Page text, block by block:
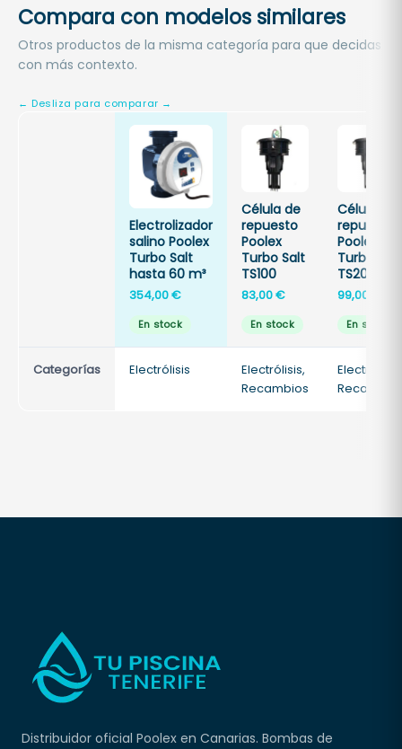
Compara con modelos similares
Otros productos de la misma categoría para que decidas
con más contexto.
Electrolizador
salino Poolex
Turbo Salt
hasta 60 m³
354,00€
En stock
Célula de
repuesto
Poolex
Turbo Salt
TS100
83,00€
En stock
Célula de
repuesto
Poolex
Turbo Salt
TS200
99,00
En stock
Categorías Electrólisis
Electrólisis,
Recambios
Electrólisis,
Distribuidor oficial Poolex en Canarias. Bombas de